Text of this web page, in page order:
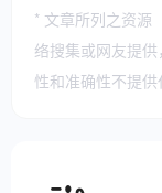
* 文章所列之资源
络搜集或网友提
性和准确性不提供